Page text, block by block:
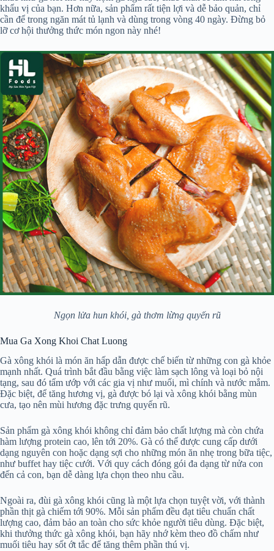
khẩu vị của bạn. Hơn nữa, sản phẩm rất tiện lợi và dễ bảo quản, chỉ
cần để trong ngăn mát tủ lạnh và dùng trong vòng 40 ngày. Đừng bỏ
lỡ cơ hội thưởng thức món ngon này nhé!
Ngọn lửa hun khói, gà thơm lừng quyến rũ
Mua Ga Xong Khoi Chat Luong
Gà xông khói là món ăn hấp dẫn được chế biến từ những con gà khỏe
mạnh nhất. Quá trình bắt đầu bằng việc làm sạch lông và loại bỏ nội
tạng, sau đó tẩm ướp với các gia vị như muối, mì chính và nước mắm.
Đặc biệt, để tăng hương vị, gà được bó lại và xông khói bằng mùn
cưa, tạo nên mùi hương đặc trưng quyến rũ.
Sản phẩm gà xông khói không chỉ đảm bảo chất lượng mà còn chứa
hàm lượng protein cao, lên tới 20%. Gà có thể được cung cấp dưới
dạng nguyên con hoặc dạng sợi cho những món ăn nhẹ trong bữa tiệc,
như buffet hay tiệc cưới. Với quy cách đóng gói đa dạng từ nửa con
đến cả con, bạn dễ dàng lựa chọn theo nhu cầu.
Ngoài ra, đùi gà xông khói cũng là một lựa chọn tuyệt vời, với thành
phần thịt gà chiếm tới 90%. Mỗi sản phẩm đều đạt tiêu chuẩn chất
lượng cao, đảm bảo an toàn cho sức khỏe người tiêu dùng. Đặc biệt,
khi thưởng thức gà xông khói, bạn hãy nhớ kèm theo đồ chấm như
muối tiêu hay sốt ớt tắc để tăng thêm phần thú vị.